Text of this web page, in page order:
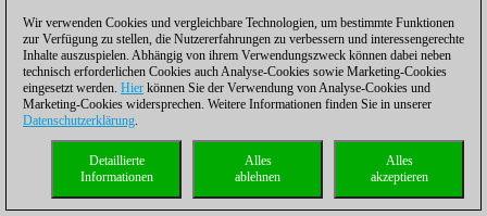
Wir verwenden Cookies und vergleichbare Technologien, um bestimmte Funktionen
zur Verfügung zu stellen, die Nutzererfahrungen zu verbessern und interessengerechte
Inhalte auszuspielen. Abhängig von ihrem Verwendungszweck können dabei neben
technisch erforderlichen Cookies auch Analyse-Cookies sowie Marketing-Cookies
eingesetzt werden. Hier können Sie der Verwendung von Analyse-Cookies und
Marketing-Cookies widersprechen. Weitere Informationen finden Sie in unserer
Datenschutzerklärung.
Alles
akzeptieren
Alles
ablehnen
Detaillierte
Informationen